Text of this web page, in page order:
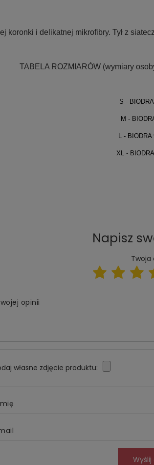
koronki i delikatnej mikrofibry. Tył z
TABELA ROZMIARÓW (wymiary
S -
M -
L -
XL -
Napisz
Twoja
opinii
własne zdjęcie produktu:
Wyślij